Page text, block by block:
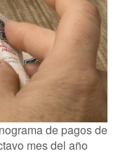
de pagos de
mes del año